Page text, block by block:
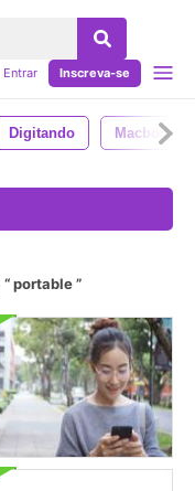
Entrar Inscreva-se
Digitando Macbook
portable